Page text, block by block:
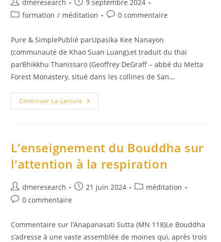
de
dmeresearch
publiée :
9 septembre 2024
Postformation / méditation
Commentaires
la
publication :
0 commentaire
Pure & SimplePublié parUpasika Kee Nanayon
(communauté de Khao Suan Luang),et traduit du thaï
parBhikkhu Thanissaro (Geoffrey DeGraff – abbé du Metta
Forest Monastery, situé dans les collines de San…
Continuer La Lecture Pure
&
L’enseignement du Bouddha sur
l’attention à la respiration
Auteur/autrice
de
dmeresearch
Publication
21 juin 2024
Postméditation
Commentaires
la
publication :
0 commentaire
Commentaire sur l’Anapanasati Sutta (MN 118)Le Bouddha
s’adresse à une vaste assemblée de moines qui, après trois